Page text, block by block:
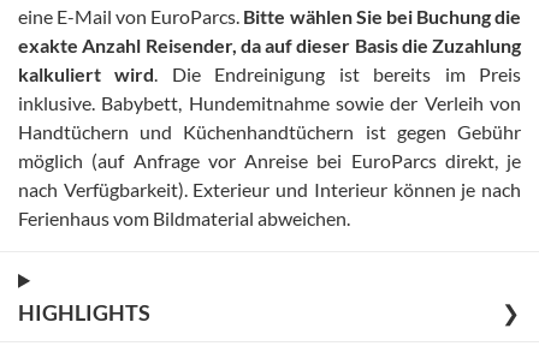
eine E-Mail von EuroParcs Bitte wählen Sie bei Buchung die
exakte Anzahl Reisender, da auf dieser Basis die Zuzahlung
kalkuliert wird
Die Endreinigung ist bereits im Preis
inklusive Babybett, Hundemitnahme sowie der Verleih von
Handtüchern und Küchenhandtüchern ist gegen Gebühr
möglich (auf Anfrage vor Anreise bei EuroParcs direkt, je
nach Verfügbarkeit) Exterieur und Interieur können je nach
Ferienhaus vom Bildmaterial abweichen
HIGHLIGHTS ❯